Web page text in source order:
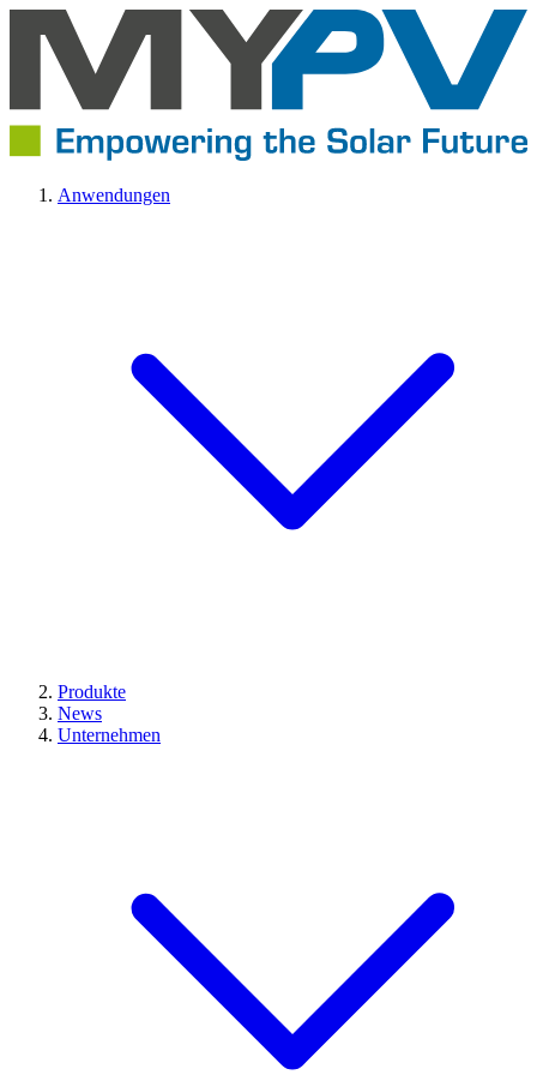
Anwendungen
Produkte
News
Unternehmen